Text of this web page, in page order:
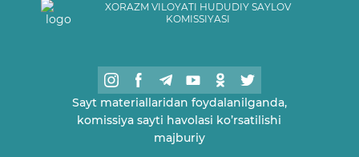
XORAZM VILOYATI HUDUDIY SAYLOV
KOMISSIYASI
Sayt materiallaridan foydalanilganda,
komissiya sayti havolasi ko’rsatilishi
majburiy